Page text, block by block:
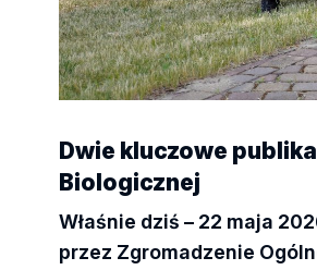
Dwie kluczowe
Biologicznej
Właśnie dziś – 22 maja
przez Zgromadzenie